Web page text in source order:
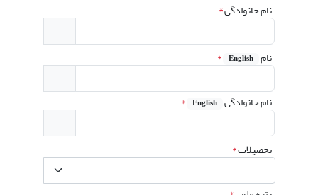
نام خانوادگی*
نام English
*
نام خانوادگی English
*
تحصیلات*